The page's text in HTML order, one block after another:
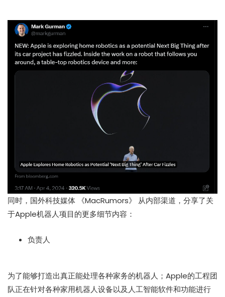
同时，国外科技媒体 《MacRumors》 从内部渠道，分享了关
于Apple机器人项目的更多细节内容：
负责人
为了能够打造出真正能处理各种家务的机器人；Apple的工程团
队正在针对各种家用机器人设备以及人工智能软件和功能进行